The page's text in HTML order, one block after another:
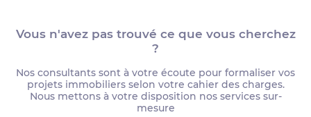
Vous n'avez pas trouvé ce que vous cherchez
?
Nos consultants sont à votre écoute pour formaliser vos
projets immobiliers selon votre cahier des charges.
Nous mettons à votre disposition nos services sur-
mesure